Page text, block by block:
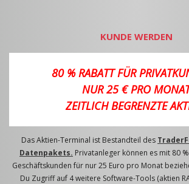
KUNDE WERDEN
80 % RABATT FÜR
NUR 25 € PRO
ZEITLICH BEGRENZTE
Das Aktien-Terminal ist Bestandteil des
Datenpakets. Privatanleger können es mit 80
Geschäftskunden für nur 25 Euro pro Monat
Du Zugriff auf 4 weitere Software-Tools (aktien